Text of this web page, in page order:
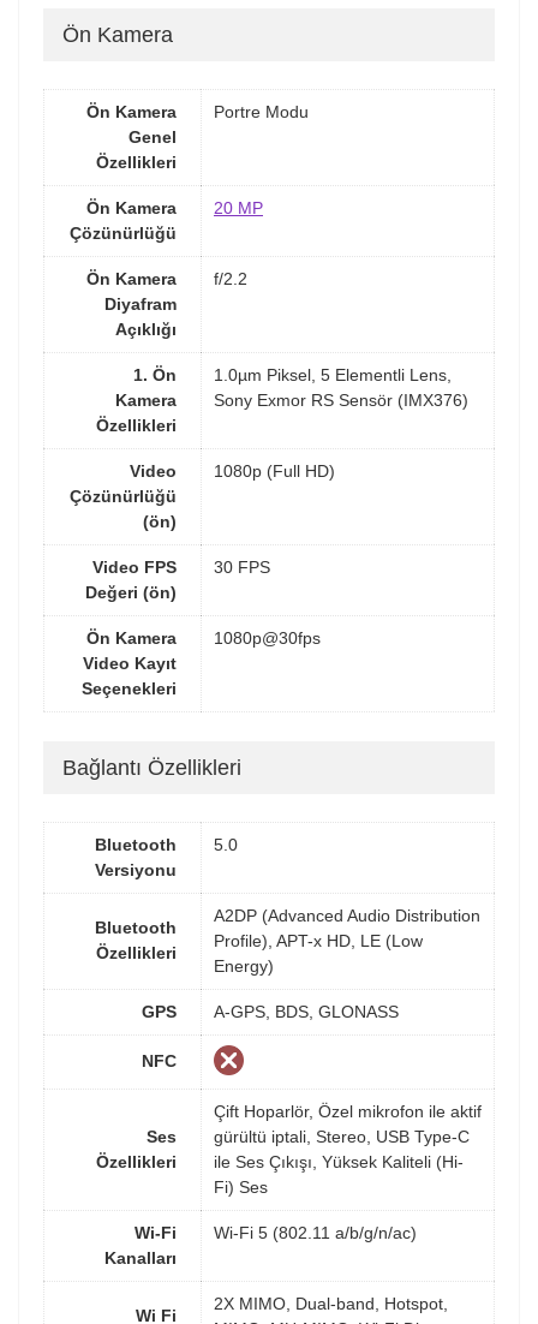
Ön Kamera
Ön Kamera
Genel
Özellikleri
Portre Modu
Ön Kamera
Çözünürlüğü
20 MP
Ön Kamera
Diyafram
Açıklığı
f/2.2
1. Ön
Kamera
Özellikleri
1.0µm Piksel, 5 Elementli Lens,
Sony Exmor RS Sensör (IMX376)
Video
Çözünürlüğü
(ön)
1080p (Full HD)
Video FPS
Değeri (ön)
30 FPS
Ön Kamera
Video Kayıt
Seçenekleri
1080p@30fps
Bağlantı Özellikleri
Bluetooth
Versiyonu
5.0
Bluetooth
Özellikleri
A2DP (Advanced Audio Distribution
Profile), APT-x HD, LE (Low
Energy)
GPS A-GPS, BDS, GLONASS
NFC
Ses
Özellikleri
Çift Hoparlör, Özel mikrofon ile aktif
gürültü iptali, Stereo, USB Type-C
ile Ses Çıkışı, Yüksek Kaliteli (Hi-
Fi) Ses
Wi-Fi
Kanalları
Wi-Fi 5 (802.11 a/b/g/n/ac)
Wi Fi
2X MIMO, Dual-band, Hotspot,